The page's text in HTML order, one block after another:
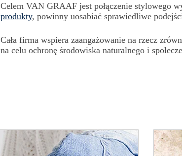
Celem VAN GRAAF jest połączenie stylowego
produkty, powinny uosabiać sprawiedliwe
Cała firma wspiera zaangażowanie na rzecz
na celu ochronę środowiska naturalnego i